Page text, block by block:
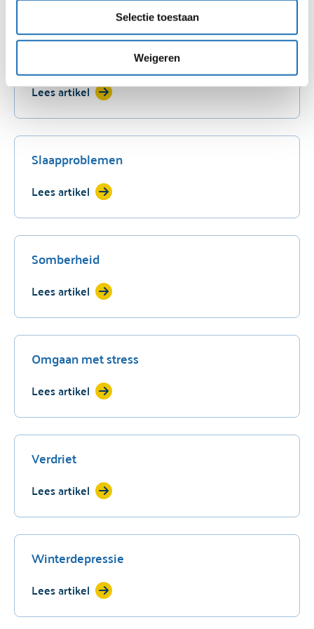
Je kunt je toestemming altijd intrekken/wijzigen via de
zwevende knop die altijd linksonder in beeld is.
Voor een uitgebreide uitleg over onze cookies, kun je
cookiebeleidraadplegen.
Een uitgebreide uitleg over de verwerking van
Selectie toestaan
Weigeren
Lees artikel
Slaapproblemen
Lees artikel
Somberheid
Lees artikel
Omgaan met stress
Lees artikel
Verdriet
Lees artikel
Winterdepressie
Lees artikel